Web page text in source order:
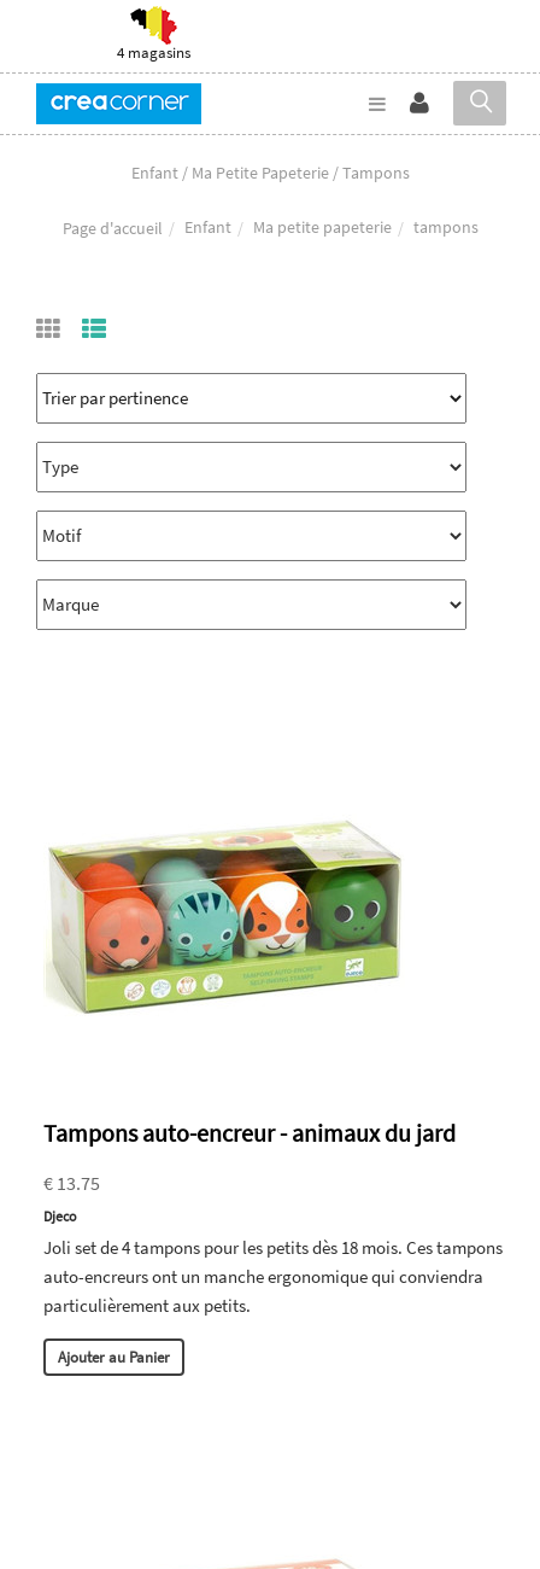
4 magasins
Enfant / Ma Petite Papeterie / Tampons
Page d'accueil Enfant Ma petite papeterie tampons
Tampons auto-encreur - animaux du jard
€ 13.75
Djeco
Joli set de 4 tampons pour les petits dès 18 mois. Ces tampons
auto-encreurs ont un manche ergonomique qui conviendra
particulièrement aux petits.
Ajouter au Panier